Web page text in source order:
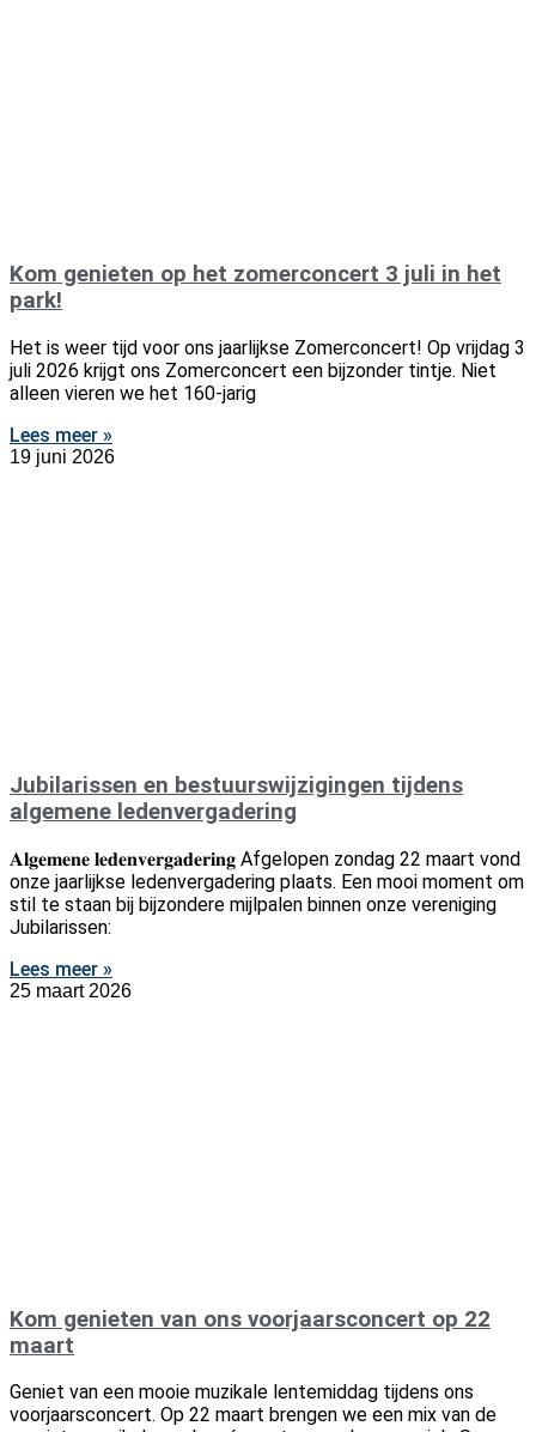
Kom genieten op het zomerconcert 3 juli in het
park!
Het is weer tijd voor ons jaarlijkse Zomerconcert! Op vrijdag 3
juli 2026 krijgt ons Zomerconcert een bijzonder tintje. Niet
alleen vieren we het 160-jarig
Lees meer »
19 juni 2026
Jubilarissen en bestuurswijzigingen tijdens
algemene ledenvergadering
𝐀𝐥𝐠𝐞𝐦𝐞𝐧𝐞 𝐥𝐞𝐝𝐞𝐧𝐯𝐞𝐫𝐠𝐚𝐝𝐞𝐫𝐢𝐧𝐠 Afgelopen zondag 22 maart vond
onze jaarlijkse ledenvergadering plaats. Een mooi moment om
stil te staan bij bijzondere mijlpalen binnen onze vereniging
Jubilarissen:
Lees meer »
25 maart 2026
Kom genieten van ons voorjaarsconcert op 22
maart
Geniet van een mooie muzikale lentemiddag tijdens ons
voorjaarsconcert. Op 22 maart brengen we een mix van de